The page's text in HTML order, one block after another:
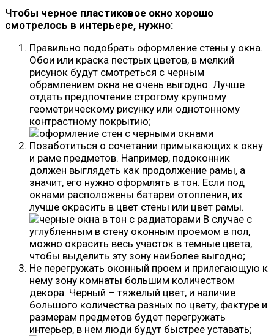
Чтобы черное пластиковое окно хорошо
смотрелось в интерьере, нужно:
Правильно подобрать оформление стены у окна.
Обои или краска пестрых цветов, в мелкий
рисунок будут смотреться с черным
обрамлением окна не очень выгодно. Лучше
отдать предпочтение строгому крупному
геометрическому рисунку или однотонному
контрастному покрытию;
Позаботиться о сочетании примыкающих к окну
и раме предметов. Например, подоконник
должен выглядеть как продолжение рамы, а
значит, его нужно оформлять в тон. Если под
окнами расположены батареи отопления, их
лучше окрасить в цвет стены или цвет рамы.
В случае с
углубленным в стену оконным проемом в пол,
можно окрасить весь участок в темные цвета,
чтобы выделить эту зону наиболее выгодно;
Не перегружать оконный проем и прилегающую к
нему зону комнаты большим количеством
декора. Черный – тяжелый цвет, и наличие
большого количества разных по цвету, фактуре и
размерам предметов будет перегружать
интерьер, в нем люди будут быстрее уставать;